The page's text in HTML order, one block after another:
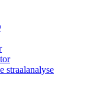
straalanalyse